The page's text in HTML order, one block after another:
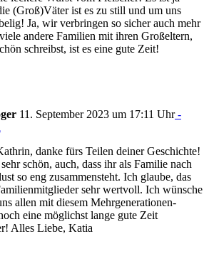
(Groß)Väter ist es zu still und um uns
Ja, wir verbringen so sicher auch mehr
andere Familien mit ihren Großeltern,
schreibst, ist es eine gute Zeit!
11. September 2023 um 17:11 Uhr-
danke fürs Teilen deiner Geschichte!
schön, auch, dass ihr als Familie nach
so eng zusammensteht. Ich glaube, das
sehr wertvoll. Ich wünsche
allen mit diesem Mehrgenerationen-
eine möglichst lange gute Zeit
Alles Liebe, Katia